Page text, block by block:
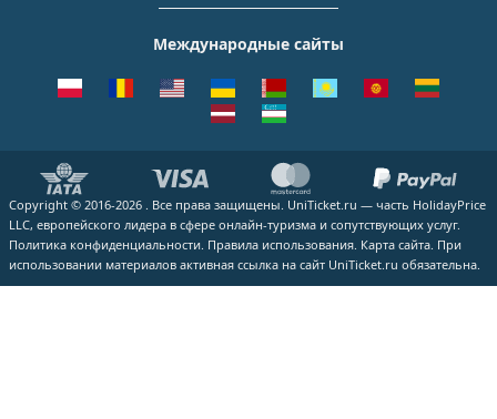
Казань
Чехия
Emirates
ВСЕ АВИАКОМПАНИИ
Кольцово
Курумоч
ВСЕ АЭРОПОРТЫ
Москва - Симферополь
Москва - Ереван
Москва - Калининград
Москва - Екатеринбург
Москва - Махачкала
ВСЕ НАПРАВЛЕНИЯ
Помощь
Вакансии
Блог
Как купить билет
Международные сайты
Copyright © 2016-2026 . Все права защищены. UniTicket.ru — часть HolidayPrice
LLC, европейского лидера в сфере онлайн-туризма и сопутствующих услуг.
Политика конфиденциальности. Правила использования. Карта сайта. При
использовании материалов активная ссылка на сайт UniTicket.ru обязательна.